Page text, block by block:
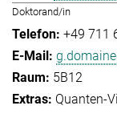
Doktorand/in
+49 711
5B12
Quanten-